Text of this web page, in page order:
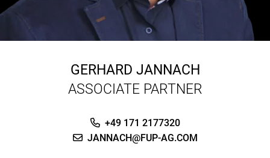
GERHARD JANNACH
ASSOCIATE PARTNER
+49 171 2177320
JANNACH@FUP-AG.COM